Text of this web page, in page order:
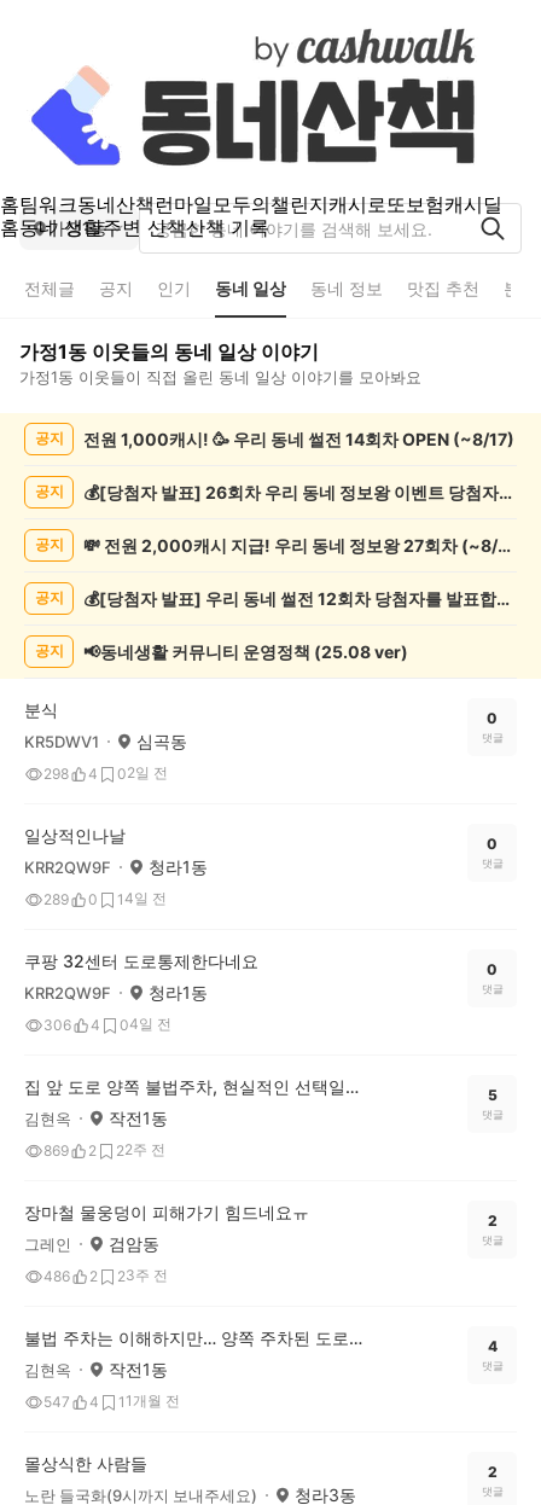
홈팀워크동네산책런마일모두의챌린지캐시로또보험캐시딜
홈동네 생활주변 산책산책 기록
가정1동
전체글 공지 인기 동네 일상 동네 정보 맛집 추천 분
가정1동 이웃들의 동네 일상이야기
가정1동 이웃들이 직접 올린 동네 일상 이야기를 모아봐요
목
공지 전원 1,000캐시! 🥳 우리 동네 썰전 14회차 OPEN (~8/17)
공지 💰[당첨자 발표] 26회차 우리 동네 정보왕 이벤트 당첨자를 발표합니다!
공지 💸 전원 2,000캐시 지급! 우리 동네 정보왕 27회차 (~8/10)
공지 💰[당첨자 발표] 우리 동네 썰전 12회차 당첨자를 발표합니다!
공지 📢동네생활 커뮤니티 운영정책 (25.08 ver)
분식
KR5DWV1 심곡동
298 4 02일 전
0
댓글
일상적인나날
KRR2QW9F 청라1동
289 0 14일 전
0
댓글
쿠팡 32센터 도로통제한다네요
KRR2QW9F 청라1동
306 4 04일 전
0
댓글
집 앞 도로 양쪽 불법주차, 현실적인 선택일까요? 여러분 생각은 어떠신가요?
김현옥 작전1동
869 2 22주 전
5
댓글
장마철 물웅덩이 피해가기 힘드네요ㅠ
그레인 검암동
486 2 23주 전
2
댓글
불법 주차는 이해하지만… 양쪽 주차된 도로는 운전하기 너무 어렵네요
김현옥 작전1동
547 4 1 1개월 전
4
댓글
몰상식한 사람들
노란 들국화(9시까지 보내주세요) 청라3동
2
댓글